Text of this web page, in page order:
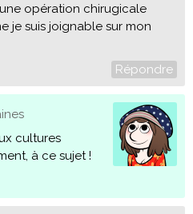
opération chirugicale
je suis joignable sur mon
Répondre
cultures
à ce sujet !